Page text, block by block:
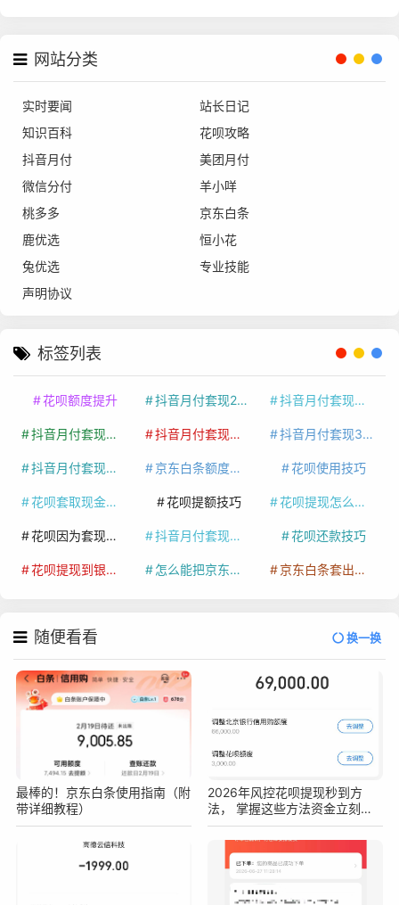
网站分类
实时要闻
站长日记
知识百科
花呗攻略
抖音月付
美团月付
微信分付
羊小咩
桃多多
京东白条
鹿优选
恒小花
兔优选
专业技能
声明协议
标签列表
花呗额度提升 抖音月付套现24小时接单 抖音月付套现怎么套
抖音月付套现多少手续费 抖音月付套现商家有哪些 抖音月付套现30秒技巧
抖音月付套现最新方法 京东白条额度提升 花呗使用技巧
花呗套取现金最佳方法 花呗提额技巧 花呗提现怎么操作
花呗因为套现被限额了这种情况要多久才会好 抖音月付套现秒回100起 花呗还款技巧
花呗提现到银行卡 怎么能把京东白条额度钱套出来 京东白条套出来手续费多少
随便看看 换一换
最棒的！京东白条使用指南（附
带详细教程）
2026年风控花呗提现秒到方
法， 掌握这些方法资金立刻到
手